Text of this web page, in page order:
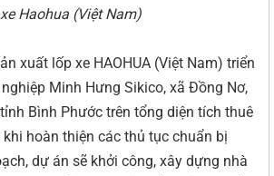
xe Haohua (Việt Nam)
xuất lốp xe HAOHUA (Việt Nam) triển
Minh Hưng Sikico, xã Đồng Nơ,
Bình Phước trên tổng diện tích thuê
hoàn thiện các thủ tục chuẩn bị
dự án sẽ khởi công, xây dựng nhà